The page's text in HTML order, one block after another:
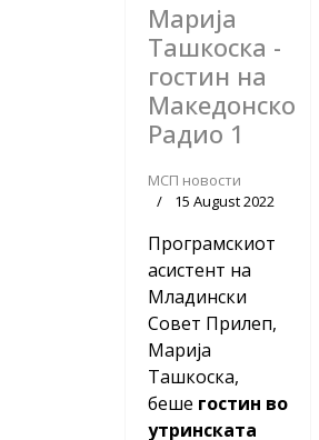
Марија
Ташкоска -
гостин на
Македонско
Радио 1
МСП новости
15 August 2022
Програмскиот
асистент на
Младински
Совет Прилеп,
Марија
Ташкоска,
беше гостин во
утринската